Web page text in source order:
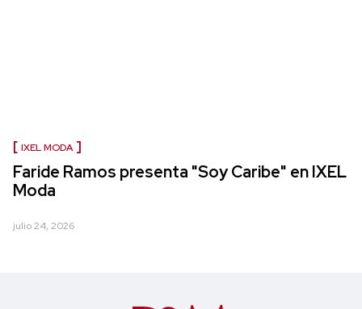
IXEL MODA
Faride Ramos presenta "Soy Caribe" en IXEL
Moda
julio 24, 2026